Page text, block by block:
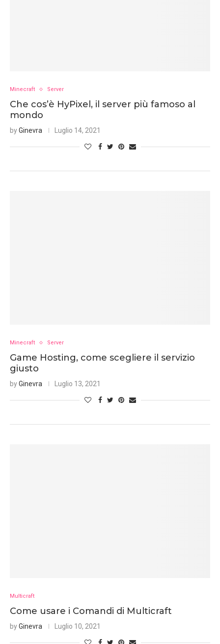
Minecraft Server
Che cos’è HyPixel, il server più famoso al
mondo
byGinevra Luglio 14, 2021
Minecraft Server
Game Hosting, come scegliere il servizio
giusto
byGinevra Luglio 13, 2021
Multicraft
Come usare i Comandi di Multicraft
byGinevra Luglio 10, 2021